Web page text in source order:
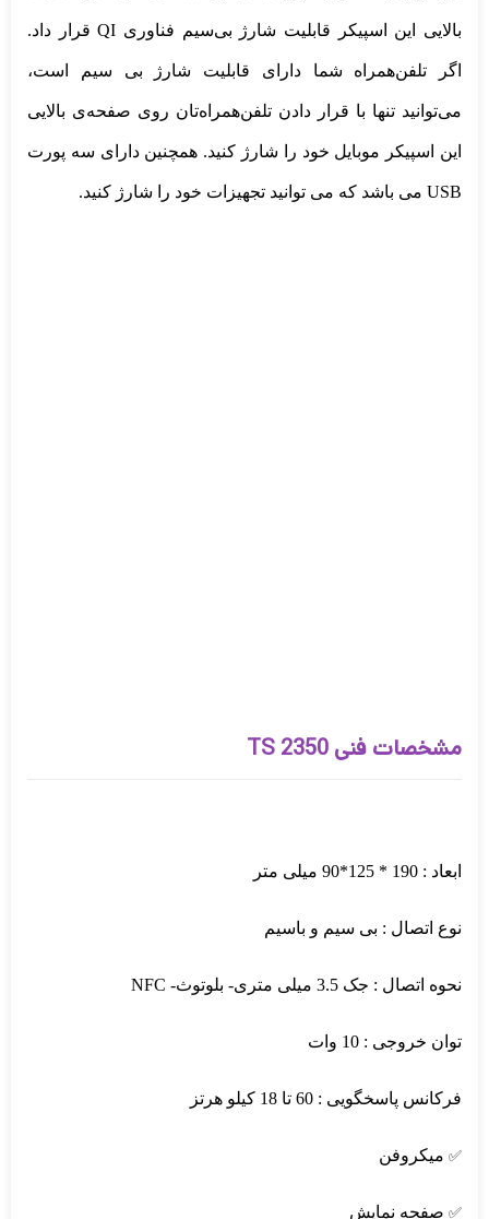
بالایی این اسپیکر قابلیت شارژ بی‌سیم فناوری QI قرار داد.
اگر تلفن‌همراه شما دارای قابلیت شارژ بی سیم است،
می‌توانید تنها با قرار دادن تلفن‌همراه‌تان روی صفحه‌ی بالایی
این اسپیکر موبایل خود را شارژ کنید. همچنین دارای سه پورت
USB می باشد که می توانید تجهیزات خود را شارژ کنید.
مشخصات فنی TS 2350
ابعاد : 190 * 125*90 میلی متر
نوع اتصال : بی سیم و باسیم
نحوه اتصال : جک 3.5 میلی متری- بلوتوث- NFC
توان خروجی : 10 وات
فرکانس پاسخگویی : 60 تا 18 کیلو هرتز
✅ میکروفن
✅ صفحه نمایش